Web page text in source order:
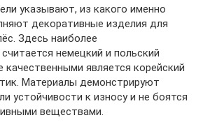
указывают, из какого именно
декоративные изделия для
Здесь наиболее
немецкий и польский
качественными является корейский
Материалы демонстрируют
устойчивости к износу и не боятся
веществами.